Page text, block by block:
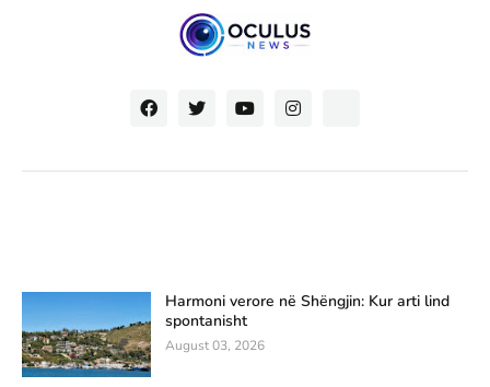
Harmoni verore në Shëngjin: Kur arti lind
spontanisht
August 03, 2026